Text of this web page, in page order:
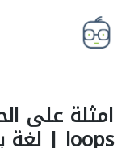
loops | لغة باسكال pascal